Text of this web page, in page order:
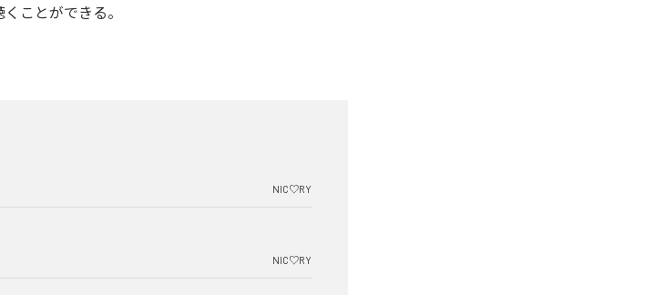
ことができる。
NIC♡RY
NIC♡RY